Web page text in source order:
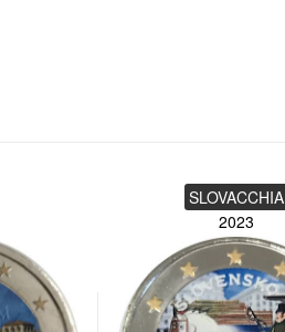
SLOVACCHIA
2023